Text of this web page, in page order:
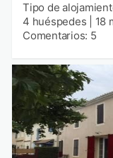
Tipo de
4 huéspedes
18
Comentarios: 5